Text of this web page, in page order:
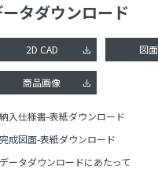
タダウンロード
2D CAD 図
商品画像
納入仕様書-表紙ダウンロード
完成図面-表紙ダウンロード
データダウンロードにあたって